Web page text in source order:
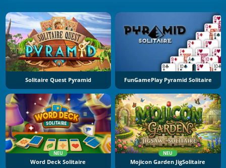
Solitaire Quest Pyramid FunGamePlay Pyramid Solitaire
NEU
Word Deck Solitaire
NEU
Mojicon Garden JigSolitaire